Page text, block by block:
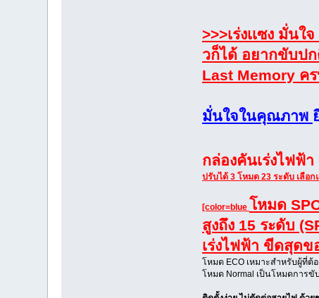
>>>เร่งเเซง มั่น
วก็ได้ อยากขับป
Last Memory ค
มั่นใจในคุณภาพ
กล่องคันเร่งไฟฟ้
ปรับได้ 3 โหมด 23 ระดับ เลือก
[color=blue โหมด
สูงถึง 15 ระดับ
เร่งไฟฟ้า ขีดสุดข
โหมด ECO เหมาะสำหรับผู้ที่ต้
โหมด Normal เป็นโหมดการ